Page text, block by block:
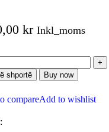
kr Inkl_moms
shportë Buy now
compareAdd to wishlist